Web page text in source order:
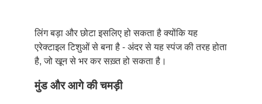
लिंग बड़ा और छोटा इसलिए हो सकता है क्योंकि यह
एरेक्टाइल टिशुओं से बना है - अंदर से यह स्पंज की तरह होता
है, जो खून से भर कर सख़्त हो सकता है।
मुंड और आगे की चमड़ी